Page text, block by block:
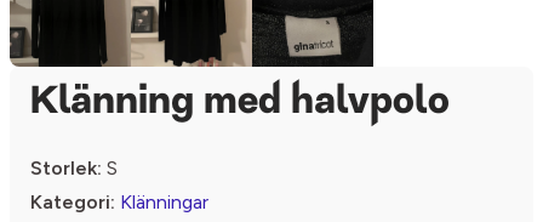
Klänning med halvpolo
Storlek: S
Kategori: Klänningar